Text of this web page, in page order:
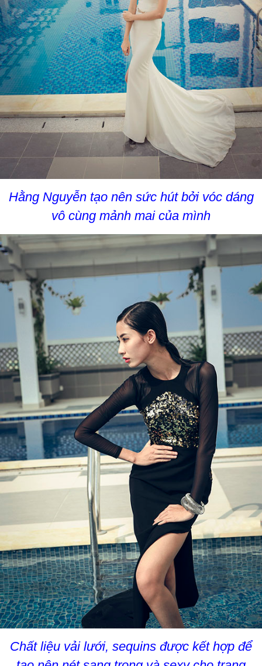
Hằng Nguyễn tạo nên sức hút bởi vóc dáng
vô cùng mảnh mai của mình
Chất liệu vải lưới, sequins được kết hợp để